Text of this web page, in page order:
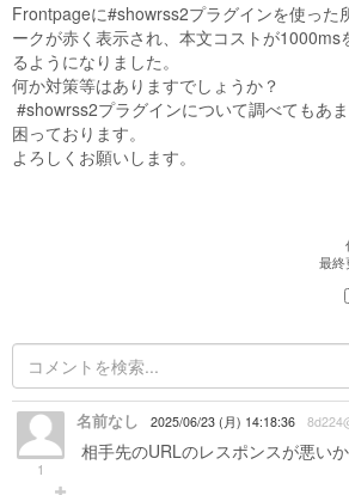
Frontpageに#showrss2プラグインを使った
ークが赤く表示され、本文コストが1000ms
るようになりました。
何か対策等はありますでしょうか？
#showrss2プラグインについて調べてもあ
困っております。
よろしくお願いします。
最終
1
名前なし 2025/06/23 (月) 14:18:36
相手先のURLのレスポンスが悪いか